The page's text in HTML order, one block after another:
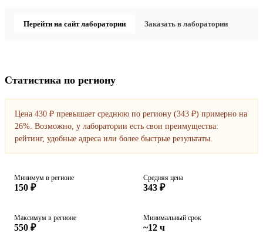
Перейти на сайт лаборатории Заказать в лаборатории
Статистика по региону
Цена 430 ₽ превышает среднюю по региону (343 ₽) примерно на
26%. Возможно, у лаборатории есть свои преимущества:
рейтинг, удобные адреса или более быстрые результаты.
Минимум в регионе
150 ₽
Средняя цена
343 ₽
Максимум в регионе
550 ₽
Минимальный срок
~12 ч